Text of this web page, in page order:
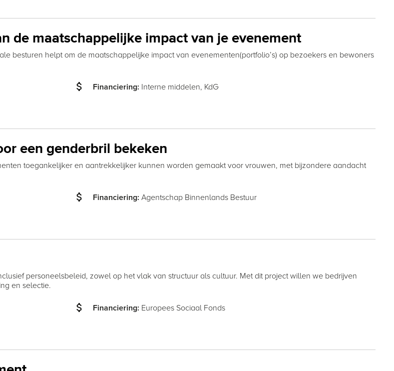
de maatschappelijke impact van je evenement
besturen helpt om de maatschappelijke impact van evenementen(portfolio’s) op bezoekers en bewoners
attach_money Financiering: Interne middelen, KdG
een genderbril bekeken
toegankelijker en aantrekkelijker kunnen worden gemaakt voor vrouwen, met bijzondere aandacht
attach_money Financiering: Agentschap Binnenlands Bestuur
personeelsbeleid, zowel op het vlak van structuur als cultuur. Met dit project willen we bedrijven
en selectie.
attach_money Financiering: Europees Sociaal Fonds